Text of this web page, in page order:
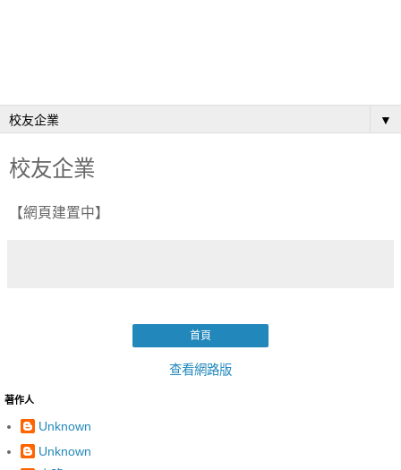
▼
校友企業
【網頁建置中】
首頁
查看網路版
著作人
Unknown
Unknown